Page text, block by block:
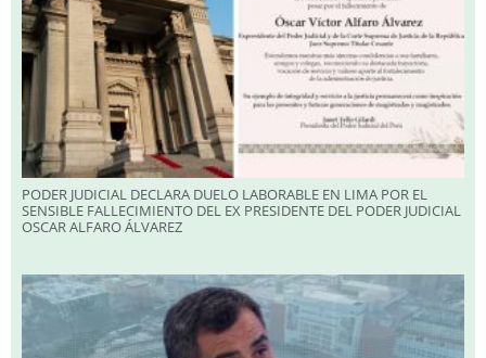
PODER JUDICIAL DECLARA DUELO LABORABLE EN LIMA POR EL
SENSIBLE FALLECIMIENTO DEL EX PRESIDENTE DEL PODER JUDICIAL
OSCAR ALFARO ÁLVAREZ